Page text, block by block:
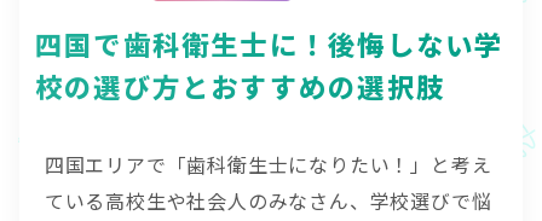
四国で歯科衛生士に！後悔しない学
校の選び方とおすすめの選択肢
四国エリアで「歯科衛生士になりたい！」と考え
ている高校生や社会人のみなさん、学校選びで悩